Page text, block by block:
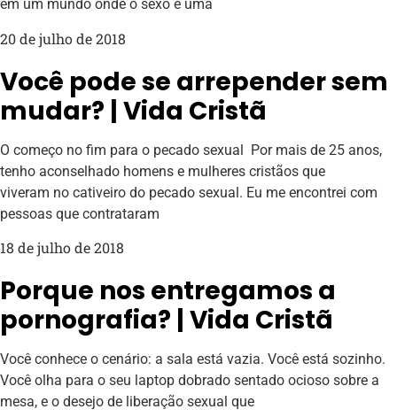
em um mundo onde o sexo é uma
20 de julho de 2018
Você pode se arrepender sem
mudar? | Vida Cristã
O começo no fim para o pecado sexual Por mais de 25 anos,
tenho aconselhado homens e mulheres cristãos que
viveram no cativeiro do pecado sexual. Eu me encontrei com
pessoas que contrataram
18 de julho de 2018
Porque nos entregamos a
pornografia? | Vida Cristã
Você conhece o cenário: a sala está vazia. Você está sozinho.
Você olha para o seu laptop dobrado sentado ocioso sobre a
mesa, e o desejo de liberação sexual que